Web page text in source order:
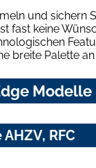
und sichern
fast keine
breite Palette
RFC